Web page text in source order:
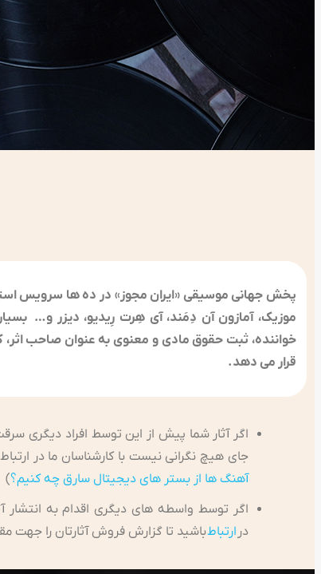
پخش جهانی موسیقی «ایران مجوز» در ده ها سرویس
موزیک، آمازون آن دِمَند، آی هِرت رِیدیو، دیزر و…
خواننده، ثبت حقوق مادی و معنوی به عنوان صاحب
قرار می دهد.
اگر آثار شما پیش از این توسط افراد دیگری
جای هیچ نگرانی نیست با کارشناسان ما در
آهنگ ها از بستر های دیجیتال سارق چه کنیم؟)
اگر توسط واسطه های دیگری اقدام به انتشار
در ارتباطباشید تا گزارش فروش آثارتان را جهت